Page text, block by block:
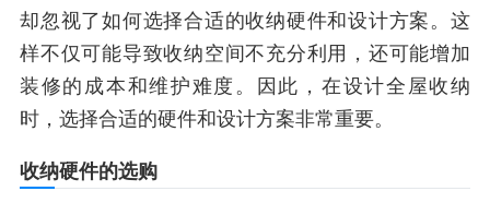
却忽视了如何选择合适的收纳硬件和设计方案。这
样不仅可能导致收纳空间不充分利用，还可能增加
装修的成本和维护难度。因此，在设计全屋收纳
时，选择合适的硬件和设计方案非常重要。
收纳硬件的选购